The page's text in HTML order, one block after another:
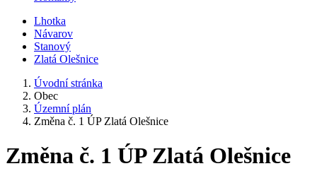
Lhotka
Návarov
Stanový
Zlatá Olešnice
Úvodní stránka
Obec
Územní plán
Změna č. 1 ÚP Zlatá Olešnice
Změna č. 1 ÚP Zlatá Olešnice